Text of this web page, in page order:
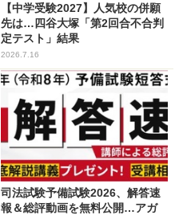
【中学受験2027】人気校の併願
先は…四谷大塚「第2回合不合判
定テスト」結果
2026.7.16
司法試験予備試験2026、解答速
報＆総評動画を無料公開…アガ